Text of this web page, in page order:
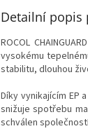
Detailní popis
ROCOL
vysokému
stabilitu, dlouhou
Díky vynikajícím
snižuje spotřebu
schválen